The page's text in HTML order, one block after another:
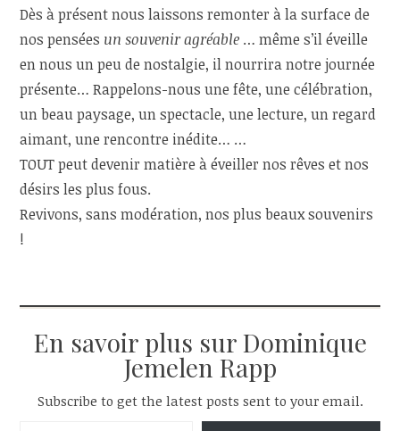
Dès à présent nous laissons remonter à la surface de
nos pensées un souvenir agréable … même s’il éveille
en nous un peu de nostalgie, il nourrira notre journée
présente… Rappelons-nous une fête, une célébration,
un beau paysage, un spectacle, une lecture, un regard
aimant, une rencontre inédite… …
TOUT peut devenir matière à éveiller nos rêves et nos
désirs les plus fous.
Revivons, sans modération, nos plus beaux souvenirs
!
En savoir plus sur Dominique
Jemelen Rapp
Subscribe to get the latest posts sent to your email.